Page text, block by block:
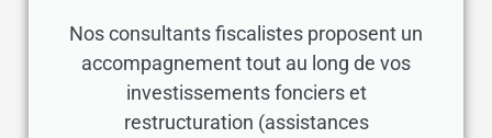
Nos consultants fiscalistes proposent un
accompagnement tout au long de vos
investissements fonciers et
restructuration (assistances